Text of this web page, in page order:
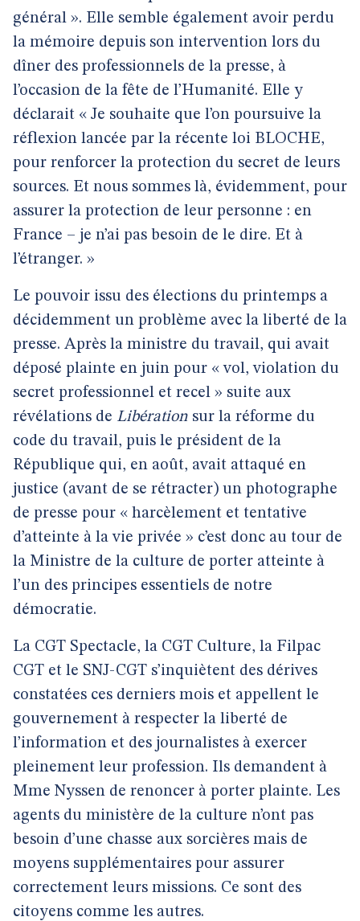
général ». Elle semble également avoir perdu
la mémoire depuis son intervention lors du
dîner des professionnels de la presse, à
l’occasion de la fête de l’Humanité. Elle y
déclarait « Je souhaite que l’on poursuive la
réflexion lancée par la récente loi BLOCHE,
pour renforcer la protection du secret de leurs
sources. Et nous sommes là, évidemment, pour
assurer la protection de leur personne : en
France – je n’ai pas besoin de le dire. Et à
l’étranger. »
Le pouvoir issu des élections du printemps a
décidemment un problème avec la liberté de la
presse. Après la ministre du travail, qui avait
déposé plainte en juin pour « vol, violation du
secret professionnel et recel » suite aux
révélations de Libération sur la réforme du
code du travail, puis le président de la
République qui, en août, avait attaqué en
justice (avant de se rétracter) un photographe
de presse pour « harcèlement et tentative
d’atteinte à la vie privée » c’est donc au tour de
la Ministre de la culture de porter atteinte à
l’un des principes essentiels de notre
démocratie.
La CGT Spectacle, la CGT Culture, la Filpac
CGT et le SNJ-CGT s’inquiètent des dérives
constatées ces derniers mois et appellent le
gouvernement à respecter la liberté de
l’information et des journalistes à exercer
pleinement leur profession. Ils demandent à
Mme Nyssen de renoncer à porter plainte. Les
agents du ministère de la culture n’ont pas
besoin d’une chasse aux sorcières mais de
moyens supplémentaires pour assurer
correctement leurs missions. Ce sont des
citoyens comme les autres.